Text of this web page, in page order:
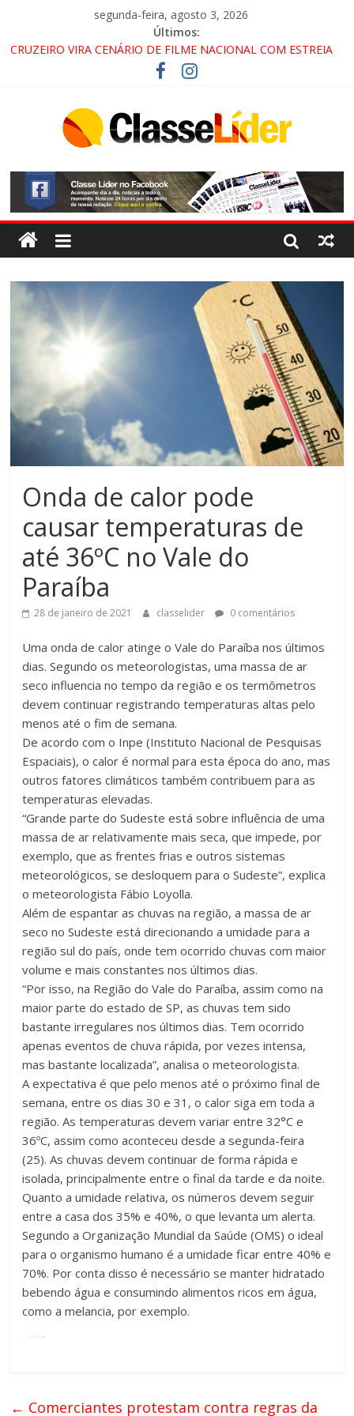
segunda-feira, agosto 3, 2026
Últimos:
CRUZEIRO VIRA CENÁRIO DE FILME NACIONAL COM ESTREIA
PROMOTOR DO GAECO
ACESSO À APARECIDA NA DUTRA SERÁ BLOQUEADO NO FIM
ALTERNATIVAS
LORENA, PINDAMONHANGABA E QUELUZ NA RETA FINAL
PELA FÁBRICA DA COCA-COLA!
Onda de calor pode
causar temperaturas de
até 36ºC no Vale do
Paraíba
28 de janeiro de 2021 classelider 0 comentários
Uma onda de calor atinge o Vale do Paraíba nos últimos
dias. Segundo os meteorologistas, uma massa de ar
seco influencia no tempo da região e os termômetros
devem continuar registrando temperaturas altas pelo
menos até o fim de semana.
De acordo com o Inpe (Instituto Nacional de Pesquisas
Espaciais), o calor é normal para esta época do ano, mas
outros fatores climáticos também contribuem para as
temperaturas elevadas.
“Grande parte do Sudeste está sobre influência de uma
massa de ar relativamente mais seca, que impede, por
exemplo, que as frentes frias e outros sistemas
meteorológicos, se desloquem para o Sudeste”, explica
o meteorologista Fábio Loyolla.
Além de espantar as chuvas na região, a massa de ar
seco no Sudeste está direcionando a umidade para a
região sul do país, onde tem ocorrido chuvas com maior
volume e mais constantes nos últimos dias.
“Por isso, na Região do Vale do Paraíba, assim como na
maior parte do estado de SP, as chuvas tem sido
bastante irregulares nos últimos dias. Tem ocorrido
apenas eventos de chuva rápida, por vezes intensa,
mas bastante localizada”, analisa o meteorologista.
A expectativa é que pelo menos até o próximo final de
semana, entre os dias 30 e 31, o calor siga em toda a
região. As temperaturas devem variar entre 32°C e
36ºC, assim como aconteceu desde a segunda-feira
(25). As chuvas devem continuar de forma rápida e
isolada, principalmente entre o final da tarde e da noite.
Quanto a umidade relativa, os números devem seguir
entre a casa dos 35% e 40%, o que levanta um alerta.
Segundo a Organização Mundial da Saúde (OMS) o ideal
para o organismo humano é a umidade ficar entre 40% e
70%. Por conta disso é necessário se manter hidratado
bebendo água e consumindo alimentos ricos em água,
como a melancia, por exemplo.
← Comerciantes protestam contra regras da